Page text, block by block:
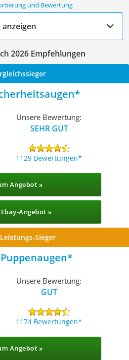
und Bewertung
2026 Empfehlungen
Unsere Bewertung:
SEHR GUT
1129 Bewertungen
Angebot »
Angebot »
Sieger
Unsere Bewertung:
GUT
1174 Bewertungen
Angebot »